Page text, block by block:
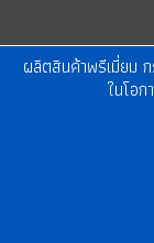
ผลิตสินค้าพรีเมี่ยม
ในโอ